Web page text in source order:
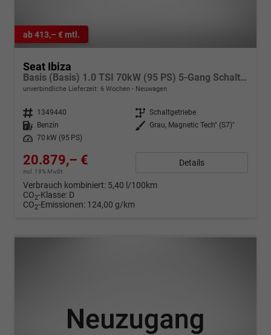
ab 413,– € mtl.
Seat Ibiza
Basis (Basis) 1.0 TSI 70kW (95 PS) 5-Gang Schaltgetriebe
unverbindliche Lieferzeit: 6 Wochen Neuwagen
Fahrzeugnr. 1349440 Getriebe Schaltgetriebe
Kraftstoff
Benzin Außenfarbe
Grau, Magnetic Tech" (S7)"
Leistung
70 kW (95 PS)
20.879,– €
incl. 19% MwSt.
Details
Verbrauch kombiniert: 5,40 l/100km
CO2-Klasse: D
CO2-Emissionen: 124,00 g/km